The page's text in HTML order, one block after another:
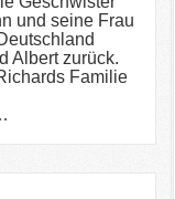
und seine Frau
Albert zurück.
Familie